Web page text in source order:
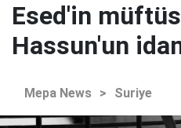
Esed'in
Hassun'un
Mepa News > Suriye